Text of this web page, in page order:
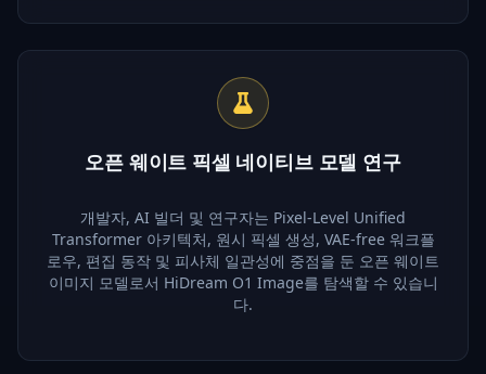
오픈 웨이트 픽셀 네이티브 모델 연구
개발자, AI 빌더 및 연구자는 Pixel-Level Unified
Transformer 아키텍처, 원시 픽셀 생성, VAE-free 워크플
로우, 편집 동작 및 피사체 일관성에 중점을 둔 오픈 웨이트
이미지 모델로서 HiDream O1 Image를 탐색할 수 있습니
다.